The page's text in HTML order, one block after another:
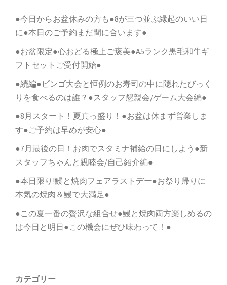
●今日からお盆休みの方も●8が三つ並ぶ縁起のいい日
に●本日のご予約まだ間に合います●
●お盆限定●心おどる極上ご褒美●A5ランク黒毛和牛ギ
フトセットご受付開始●
●続編●ビンゴ大会と恒例のお寿司の中に隠れたびっく
りを食べるのは誰？●スタッフ懇親会/ゲーム大会編●
●8月スタート！夏真っ盛り！●お盆は休まず営業しま
す●ご予約は早めが安心●
●7月最後の日！お肉でスタミナ補給の日にしよう●新
スタッフちゃんと親睦会/自己紹介編●
●本日限り!鰻と焼肉フェアラストデー●お祭り帰りに
本気の焼肉＆鰻で大満足●
●この夏一番の贅沢な組合せ●鰻と焼肉両方楽しめるの
は今日と明日●この機会にぜひ味わって！●
カテゴリー